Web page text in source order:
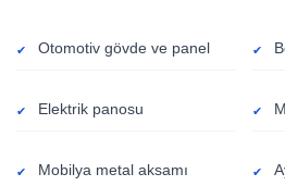
Otomotiv gövde ve panel
Elektrik panosu
Mobilya metal aksamı